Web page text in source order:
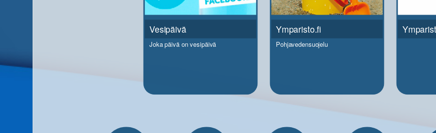
Vesipäivä
Joka päivä on vesipäivä
Ymparisto.fi
Pohjavedensuojelu